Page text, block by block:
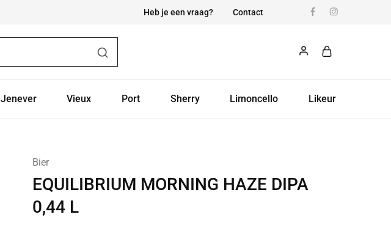
Heb je een vraag? Contact
Jenever Vieux Port Sherry Limoncello Likeur
Bier
EQUILIBRIUM MORNING HAZE DIPA
0,44 L